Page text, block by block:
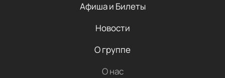
Афиша и Билеты
Новости
О группе
О нас